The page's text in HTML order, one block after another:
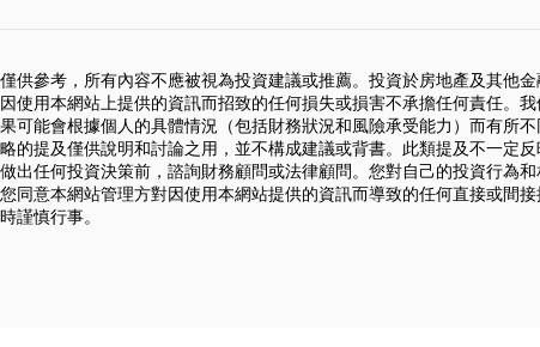
供參考，所有內容不應被視為投資建議或推薦。投資於房地產及其他
使用本網站上提供的資訊而招致的任何損失或損害不承擔任何責任。
可能會根據個人的具體情況（包括財務狀況和風險承受能力）而有所不
的提及僅供說明和討論之用，並不構成建議或背書。此類提及不一定反
出任何投資決策前，諮詢財務顧問或法律顧問。您對自己的投資行為和
同意本網站管理方對因使用本網站提供的資訊而導致的任何直接或間接
謹慎行事。